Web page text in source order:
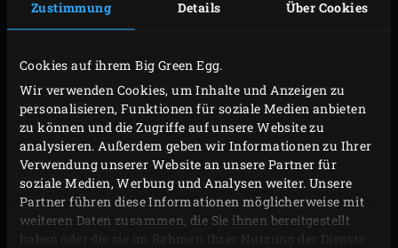
Zustimmung Details Über Cookies
Cookies auf ihrem Big Green Egg.
Wir verwenden Cookies, um Inhalte und Anzeigen zu
personalisieren, Funktionen für soziale Medien anbieten
zu können und die Zugriffe auf unsere Website zu
analysieren. Außerdem geben wir Informationen zu Ihrer
Verwendung unserer Website an unsere Partner für
soziale Medien, Werbung und Analysen weiter. Unsere
Partner führen diese Informationen möglicherweise mit
weiteren Daten zusammen, die Sie ihnen bereitgestellt
haben oder die sie im Rahmen Ihrer Nutzung der Dienste
runde Green Dutch Oven hat ein Fassungsvermögen von
Modell Artikel-Nr
Oval – 5.2L:
2XL, XLarge,
Large
117670
Rund – 4L:
2XL, XLarge,
117045